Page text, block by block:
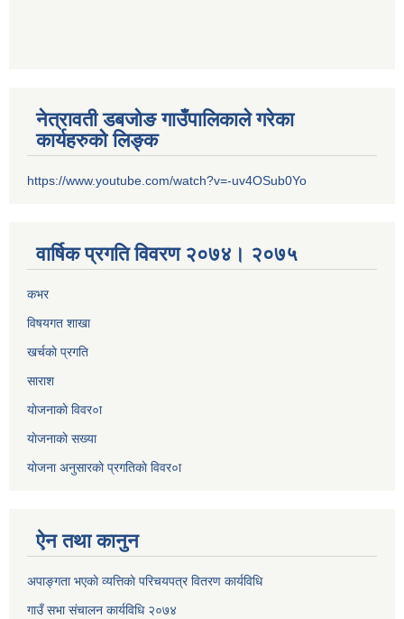
नेत्रावती डबजोङ गाउँपालिकाले गरेका
कार्यहरुको लिङ्क
https://www.youtube.com/watch?v=-uv4OSub0Yo
वार्षिक प्रगति विवरण २०७४। २०७५
कभर
विषयगत शाखा
खर्चकाे प्रगति
साराश
याेजनाकाे विवर०ा
याेजनाकाे सख्या
याेजना अनुसारकाे प्रगतिकाे विवर०ा
ऐन तथा कानुन
अपाङ्गता भएकाे व्यत्तिकाे परिचयपत्र वितरण कार्यविधि
गाउँ सभा संचालन कार्यविधि २०७४